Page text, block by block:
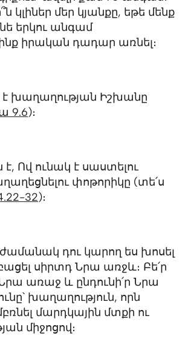
կլիներ մեր կյանքը, եթե մենք
երկու անգամ
իրական դադար առնել։
է խաղաղության Իշխանը
9.6)։
Ով ունակ է սաստելու
փոթորիկը (տե՛ս
32)։
դու կարող ես խոսել
սիրտդ Նրա առջև։ Բե՛ր
առաջ և ընդունի՛ր Նրա
խաղաղություն, որն
մարդկային մտքի ու
միջոցով։